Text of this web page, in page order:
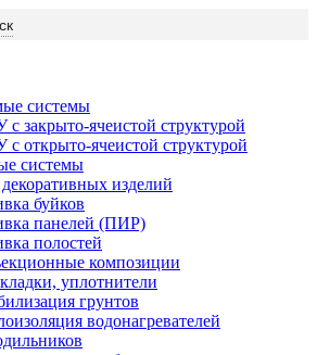
системы
закрыто-ячеистой структурой
открыто-ячеистой структурой
системы
изделий
буйков
панелей (ПИР)
полостей
композиции
уплотнители
грунтов
водонагревателей